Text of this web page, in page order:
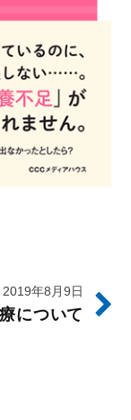
2019年8月9日
について